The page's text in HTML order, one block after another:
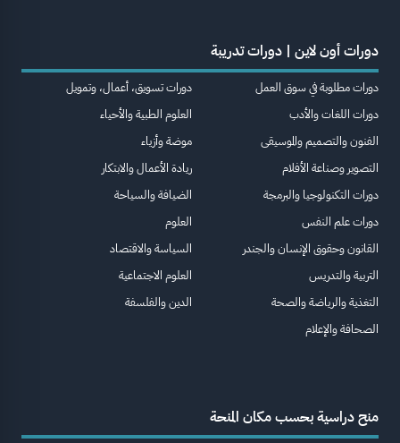
دورات أون لاين | دورات تدريبة
دورات مطلوبة في سوق العمل
دورات اللغات والأدب
الفنون والتصميم والموسيقى
التصوير وصناعة الأفلام
دورات التكنولوجيا والبرمجة
دورات علم النفس
القانون وحقوق الإنسان والجندر
التربية والتدريس
التغذية والرياضة والصحة
الصحافة والإعلام
دورات تسويق، أعمال، وتمويل
العلوم الطبية والأحياء
موضة وأزياء
ريادة الأعمال والابتكار
الضيافة والسياحة
العلوم
السياسة والاقتصاد
العلوم الاجتماعية
الدين والفلسفة
منح دراسية بحسب مكان المنحة